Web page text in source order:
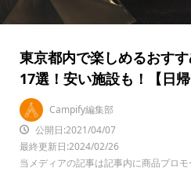
東京都内で楽しめるおす
17選！安い施設も！【日帰
Campify編集部
公開日:2021/04/07
最終更新日:2024/02/26
当メディアの記事は記事内に商品プロモ